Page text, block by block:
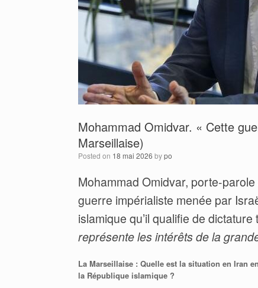
Mohammad Omidvar. « Cette
Marseillaise)
Posted on 18 mai 2026 bypo
Mohammad Omidvar, porte-
guerre impérialiste menée par
islamique qu’il qualifie de
représente les intérêts de la
La Marseillaise : Quelle est la situation en Iran
la République islamique ?